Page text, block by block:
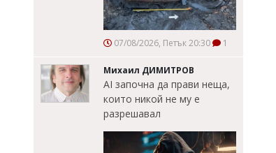
07/08/2026, Петък 20:30 1
Михаил ДИМИТРОВ
AI започна да прави неща,
които никой не му е
разрешавал